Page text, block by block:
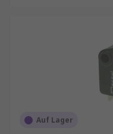
Auf Lager